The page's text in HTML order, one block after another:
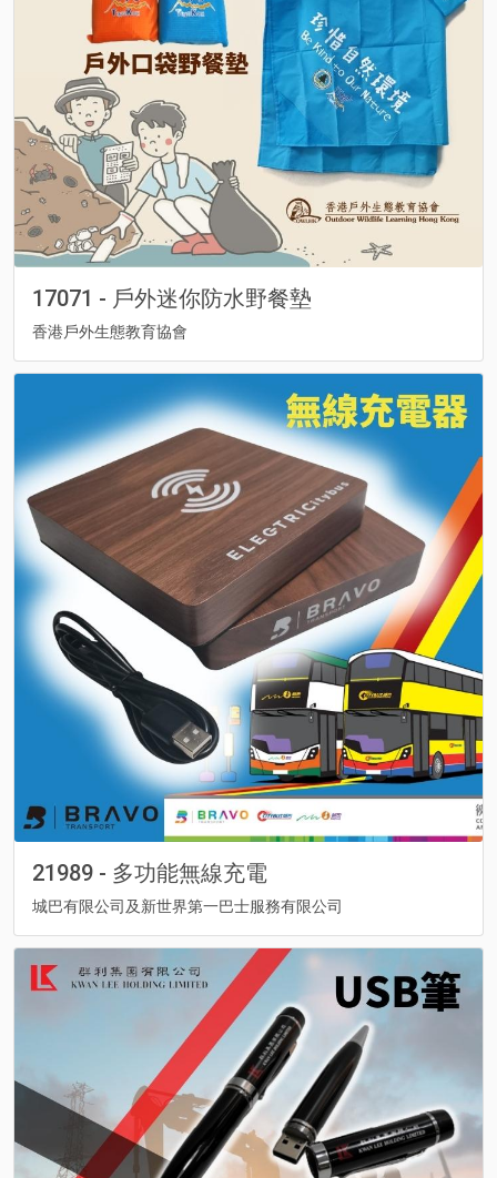
17071 - 戶外迷你防水野餐墊
香港戶外生態教育協會
21989 - 多功能無線充電
城巴有限公司及新世界第一巴士服務有限公司